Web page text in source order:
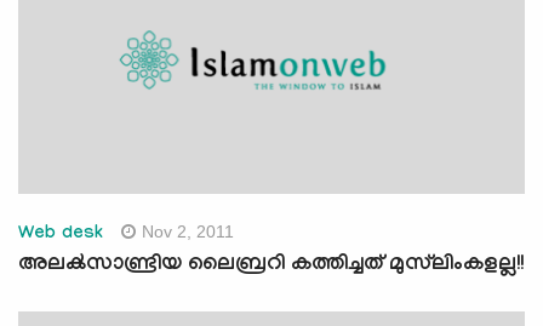
Web desk Nov 2, 2011
അലക്‍സാണ്ട്രിയ ലൈബ്രറി കത്തിച്ചത് മുസ്‍ലിംകളല്ല!!